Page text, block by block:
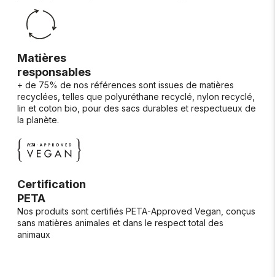
Matières
responsables
+ de 75% de nos références sont issues de matières
recyclées, telles que polyuréthane recyclé, nylon recyclé,
lin et coton bio, pour des sacs durables et respectueux de
la planète.
Certification
PETA
Nos produits sont certifiés PETA-Approved Vegan, conçus
sans matières animales et dans le respect total des
animaux